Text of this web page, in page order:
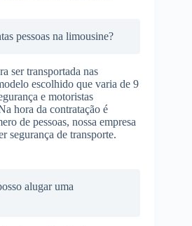
pessoas na limousine?
ser transportada nas
escolhido que varia de 9
e motoristas
hora da contratação é
de pessoas, nossa empresa
segurança de transporte.
alugar uma